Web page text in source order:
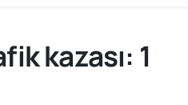
kazası: 1
ve Fikstür